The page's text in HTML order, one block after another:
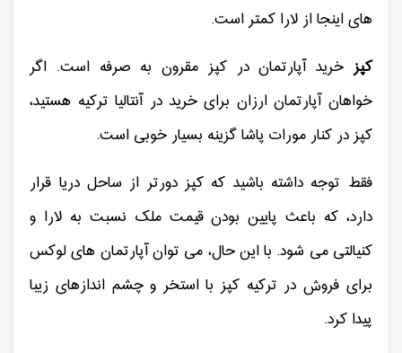
های اینجا از لارا کمتر است.
کپزخرید آپارتمان در کپز مقرون به صرفه است. اگر
خواهان آپارتمان ارزان برای خرید در آنتالیا ترکیه هستید،
کپز در کنار مورات پاشا گزینه بسیار خوبی است.
فقط توجه داشته باشید که کپز دورتر از ساحل دریا قرار
دارد، که باعث پایین بودن قیمت ملک نسبت به لارا و
کنیالتی می شود. با این حال، می توان آپارتمان های لوکس
برای فروش در ترکیه کپز با استخر و چشم اندازهای زیبا
پیدا کرد.